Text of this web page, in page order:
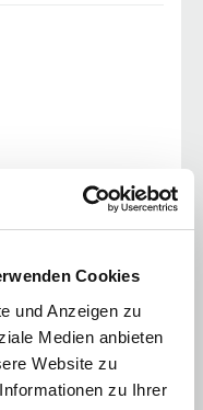
Cookies
und Anzeigen zu
Medien anbieten
Website zu
zu Ihrer